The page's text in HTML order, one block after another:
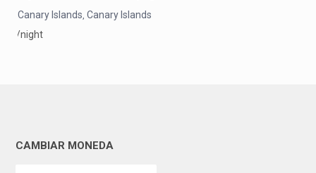
Canary Islands, Canary Islands
/night
CAMBIAR MONEDA